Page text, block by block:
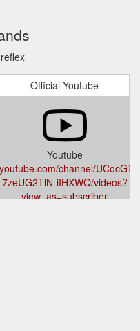
Official Youtube
Youtube
youtube.com/channel/
7zeUG2TlN-iIHXWQ/videos?
view_as=subscriber